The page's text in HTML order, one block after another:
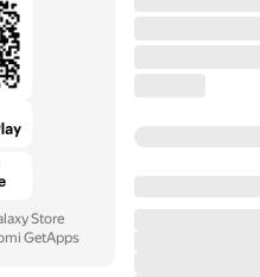
Store
GetApps